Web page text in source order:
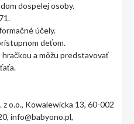
dospelej osoby.
účely.
deťom.
a môžu predstavovať
o.o., Kowalewicka 13, 60-002
info@babyono.pl,